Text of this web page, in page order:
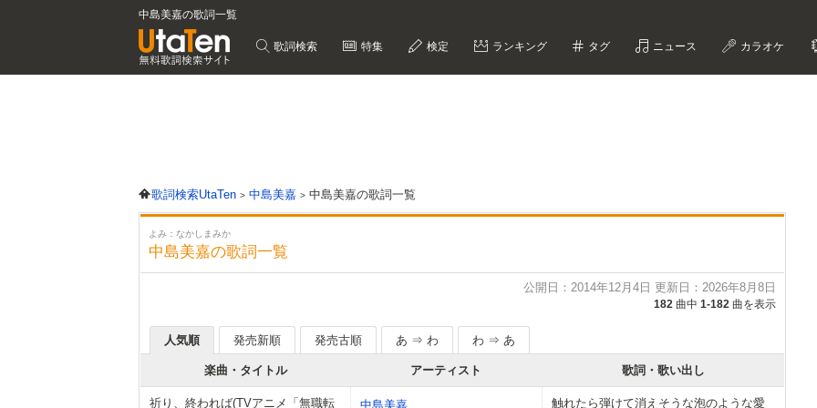
中島美嘉の歌詞一覧
歌詞検索 特集 検定 ランキング タグ ニュース カラオケ
歌詞検索UtaTen 中島美嘉 中島美嘉の歌詞一覧
よみ：なかしまみか
中島美嘉の歌詞一覧
公開日：2014年12月4日 更新日：2026年8月8日
182 曲中 1-182 曲を表示
人気順 発売新順 発売古順 あ ⇒ わ わ ⇒ あ
楽曲・タイトル アーティスト 歌詞・歌い出し
祈り、終われば(TVアニメ「無職転
中島美嘉
触れたら弾けて消えそうな泡のような愛